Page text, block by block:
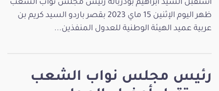
رئيس مجلس نواب الشعب
استقبل السيد ابراهيم بودربالة رئيس مجلس نوّاب الشعب
ظهر اليوم الإثنين 15 ماي 2023 بقصر باردو السيد كريم بن
عربية عميد الهيئة الوطنية للعدول المنفذين...